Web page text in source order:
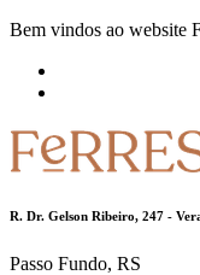
Bem vindos ao website
R. Dr. Gelson Ribeiro, 247 -
Passo Fundo, RS